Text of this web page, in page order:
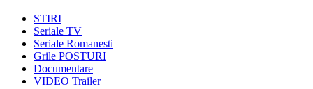
STIRI
Seriale TV
Seriale Romanesti
Grile POSTURI
Documentare
VIDEO Trailer